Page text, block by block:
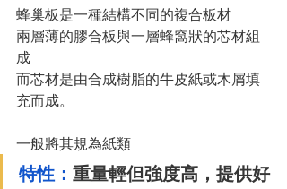
蜂巢板是一種結構不同的複合板材
兩層薄的膠合板與一層蜂窩狀的芯材組
成
而芯材是由合成樹脂的牛皮紙或木屑填
充而成。
一般將其規為紙類
特性： 重量輕但強度高，提供好